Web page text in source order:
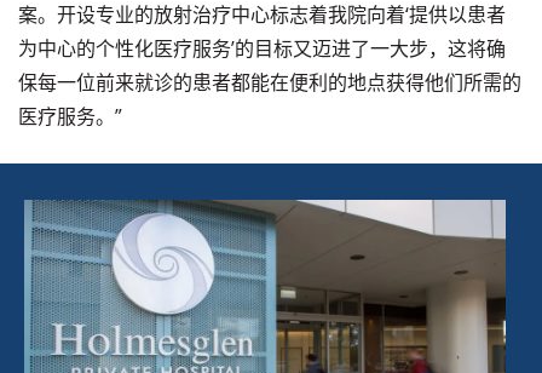
案。开设专业的放射治疗中心标志着我院向着‘提供以患者
为中心的个性化医疗服务’的目标又迈进了一大步，这将确
保每一位前来就诊的患者都能在便利的地点获得他们所需的
医疗服务。”